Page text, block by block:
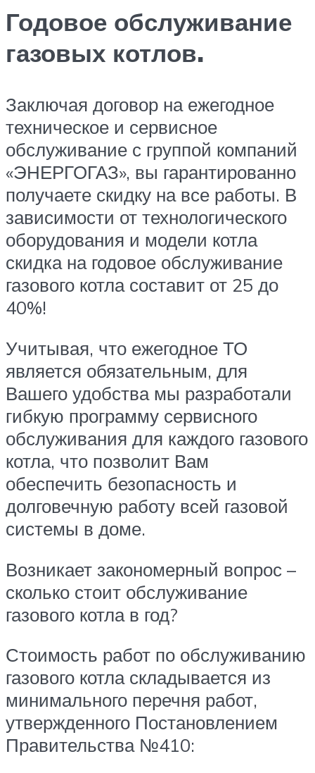
Годовое обслуживание
газовых котлов.
Заключая договор на ежегодное
техническое и сервисное
обслуживание с группой компаний
«ЭНЕРГОГАЗ», вы гарантированно
получаете скидку на все работы. В
зависимости от технологического
оборудования и модели котла
скидка на годовое обслуживание
газового котла составит от 25 до
40%!
Учитывая, что ежегодное ТО
является обязательным, для
Вашего удобства мы разработали
гибкую программу сервисного
обслуживания для каждого газового
котла, что позволит Вам
обеспечить безопасность и
долговечную работу всей газовой
системы в доме.
Возникает закономерный вопрос –
сколько стоит обслуживание
газового котла в год?
Стоимость работ по обслуживанию
газового котла складывается из
минимального перечня работ,
утвержденного Постановлением
Правительства №410: